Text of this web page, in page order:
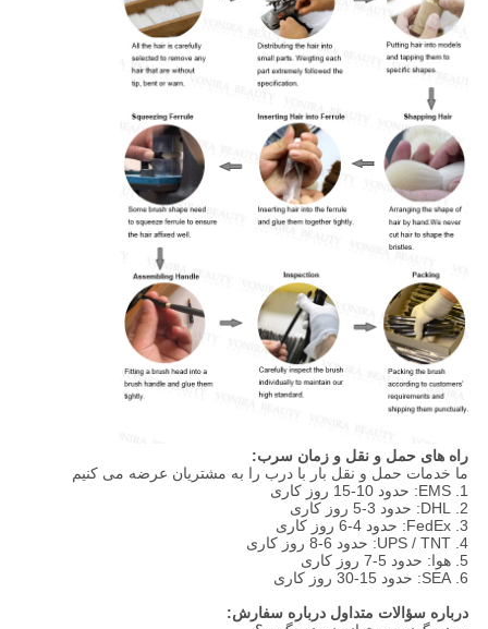
راه های حمل و نقل و زمان سرب:
ما خدمات حمل و نقل بار با درب را به مشتریان عرضه می کنیم
1. EMS: حدود 10-15 روز کاری
2. DHL: حدود 3-5 روز کاری
3. FedEx: حدود 4-6 روز کاری
4. UPS / TNT: حدود 6-8 روز کاری
5. هوا: حدود 5-7 روز کاری
6. SEA: حدود 15-30 روز کاری
درباره سؤالات متداول درباره سفارش: